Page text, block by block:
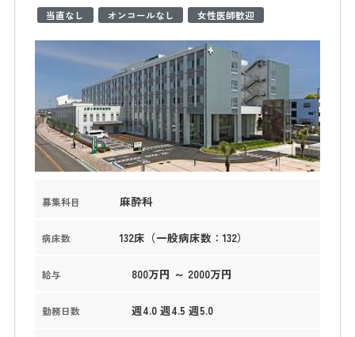
当直なし オンコールなし 女性医師歓迎
募集科目 麻酔科
病床数 132床（一般病床数：132）
給与 800万円 ～ 2000万円
勤務日数 週4.0 週4.5 週5.0